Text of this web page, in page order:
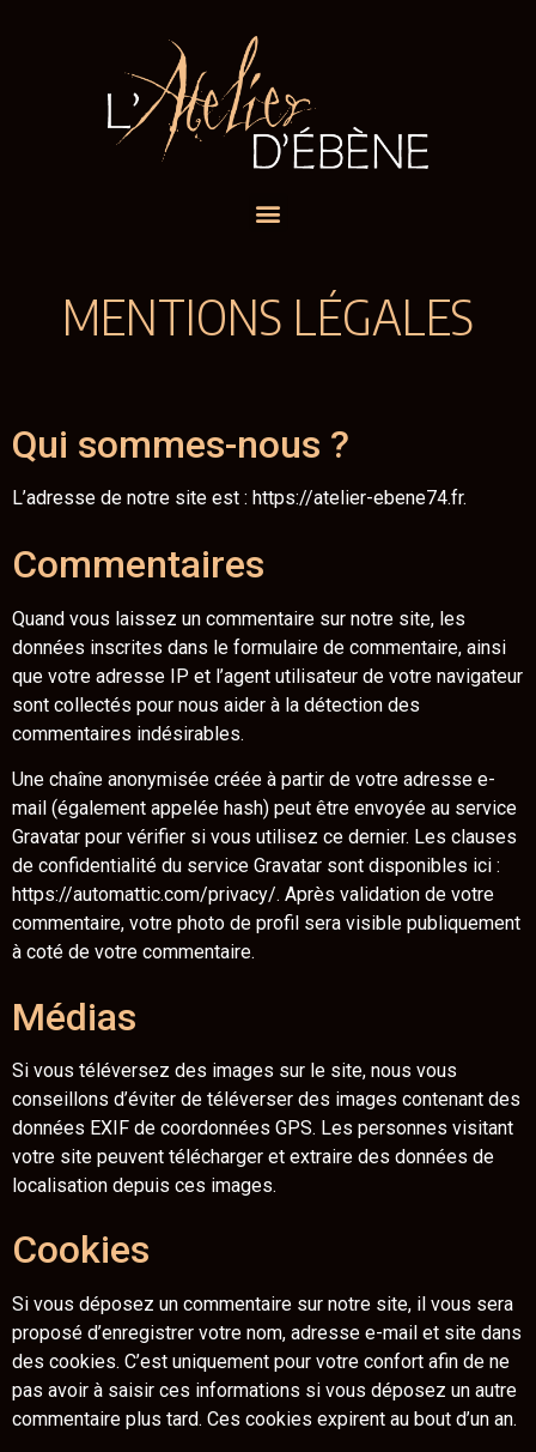
MENTIONS LÉGALES
Qui sommes-nous ?
L’adresse de notre site est : https://atelier-ebene74.fr.
Commentaires
Quand vous laissez un commentaire sur notre site, les
données inscrites dans le formulaire de commentaire, ainsi
que votre adresse IP et l’agent utilisateur de votre navigateur
sont collectés pour nous aider à la détection des
commentaires indésirables.
Une chaîne anonymisée créée à partir de votre adresse e-
mail (également appelée hash) peut être envoyée au service
Gravatar pour vérifier si vous utilisez ce dernier. Les clauses
de confidentialité du service Gravatar sont disponibles ici :
https://automattic.com/privacy/. Après validation de votre
commentaire, votre photo de profil sera visible publiquement
à coté de votre commentaire.
Médias
Si vous téléversez des images sur le site, nous vous
conseillons d’éviter de téléverser des images contenant des
données EXIF de coordonnées GPS. Les personnes visitant
votre site peuvent télécharger et extraire des données de
localisation depuis ces images.
Cookies
Si vous déposez un commentaire sur notre site, il vous sera
proposé d’enregistrer votre nom, adresse e-mail et site dans
des cookies. C’est uniquement pour votre confort afin de ne
pas avoir à saisir ces informations si vous déposez un autre
commentaire plus tard. Ces cookies expirent au bout d’un an.